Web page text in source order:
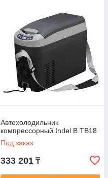
Автохолодильник
компрессорный Indel B TB18
Под заказ
333 201 ₸